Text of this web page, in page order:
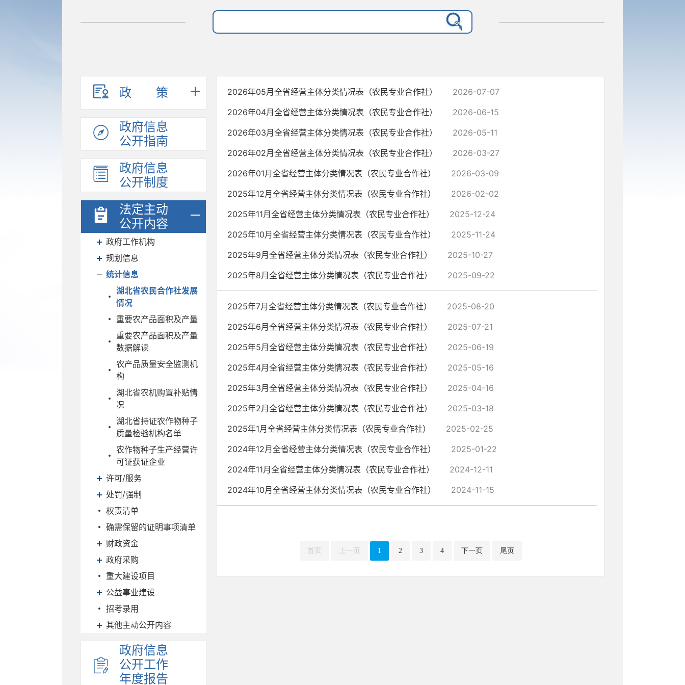
政策
政府信息
公开指南
政府信息
公开制度
法定主动
公开内容
政府工作机构
规划信息
统计信息
湖北省农民合作社发展
情况
重要农产品面积及产量
重要农产品面积及产量
数据解读
农产品质量安全监测机
构
湖北省农机购置补贴情
况
湖北省持证农作物种子
质量检验机构名单
农作物种子生产经营许
可证获证企业
许可/服务
处罚/强制
权责清单
确需保留的证明事项清单
财政资金
政府采购
重大建设项目
公益事业建设
招考录用
其他主动公开内容
政府信息
公开工作
年度报告
2026年05月全省经营主体分类情况表（农民专业合作社）
2026-07-07
2026年04月全省经营主体分类情况表（农民专业合作社）
2026-06-15
2026年03月全省经营主体分类情况表（农民专业合作社）
2026-05-11
2026年02月全省经营主体分类情况表（农民专业合作社）
2026-03-27
2026年01月全省经营主体分类情况表（农民专业合作社）
2026-03-09
2025年12月全省经营主体分类情况表（农民专业合作社）
2026-02-02
2025年11月全省经营主体分类情况表（农民专业合作社）
2025-12-24
2025年10月全省经营主体分类情况表（农民专业合作社）
2025-11-24
2025年9月全省经营主体分类情况表（农民专业合作社）
2025-10-27
2025年8月全省经营主体分类情况表（农民专业合作社）
2025-09-22
2025年7月全省经营主体分类情况表（农民专业合作社）
2025-08-20
2025年6月全省经营主体分类情况表（农民专业合作社）
2025-07-21
2025年5月全省经营主体分类情况表（农民专业合作社）
2025-06-19
2025年4月全省经营主体分类情况表（农民专业合作社）
2025-05-16
2025年3月全省经营主体分类情况表（农民专业合作社）
2025-04-16
2025年2月全省经营主体分类情况表（农民专业合作社）
2025-03-18
2025年1月全省经营主体分类情况表（农民专业合作社）
2025-02-25
2024年12月全省经营主体分类情况表（农民专业合作社）
2025-01-22
2024年11月全省经营主体分类情况表（农民专业合作社）
2024-12-11
2024年10月全省经营主体分类情况表（农民专业合作社）
2024-11-15
首页 上一页 1 2 3 4 下一页 尾页